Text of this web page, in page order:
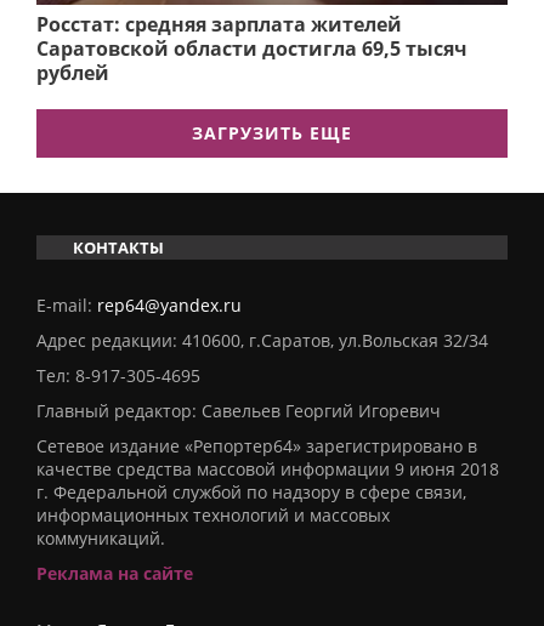
Росстат: средняя зарплата жителей
Саратовской области достигла 69,5 тысяч
рублей
ЗАГРУЗИТЬ ЕЩЕ
КОНТАКТЫ
E-mail: rep64@yandex.ru
Адрес редакции: 410600, г.Саратов, ул.Вольская 32/34
Тел: 8-917-305-4695
Главный редактор: Савельев Георгий Игоревич
Сетевое издание «Репортер64» зарегистрировано в
качестве средства массовой информации 9 июня 2018
г. Федеральной службой по надзору в сфере связи,
информационных технологий и массовых
коммуникаций.
Реклама на сайте